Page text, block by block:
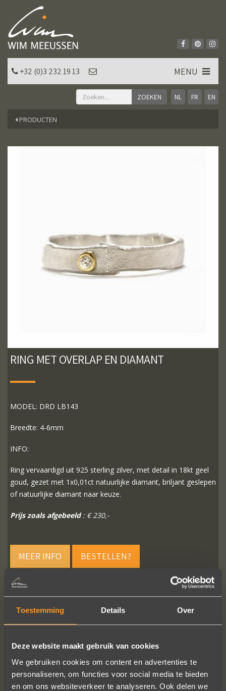
Toestemming Details Over
Deze website maakt gebruik van cookies
We gebruiken cookies om content en advertenties te
personaliseren, om functies voor social media te bieden
en om ons websiteverkeer te analyseren. Ook delen we
NL FR EN
+32 (0)3 232 19 13 MENU
PRODUCTEN
RING MET OVERLAP EN DIAMANT
MODEL: DRD LB143
Breedte: 4-6mm
INFO:
Ring vervaardigd uit 925 sterling zilver, met detail in 18kt geel
goud, gezet met 1x0,01ct natuurlijke diamant, briljant geslepen
of natuurlijke diamant naar keuze.
Prijs zoals afgebeeld: € 230,-
MEER INFO BESTELLEN?
VOLG ONS OP SOCIALE MEDIA